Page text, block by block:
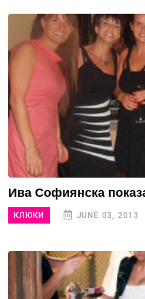
Ива Софиянска
КЛЮКИ JUNE 03, 2013